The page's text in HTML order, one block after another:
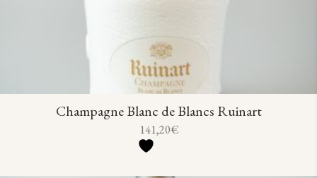
Champagne Blanc de Blancs Ruinart
141,20€